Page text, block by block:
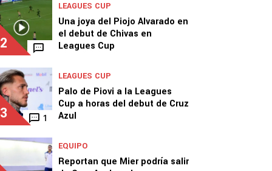
2
LEAGUES CUP
Una joya del Piojo Alvarado en
el debut de Chivas en
Leagues Cup
3 1
LEAGUES CUP
Palo de Piovi a la Leagues
Cup a horas del debut de Cruz
Azul
EQUIPO
Reportan que Mier podría salir